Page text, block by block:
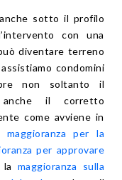
sotto il profilo
con una
diventare terreno
condomini
non soltanto il
il corretto
come avviene in
maggioranza per la
per approvare
la maggioranza sulla